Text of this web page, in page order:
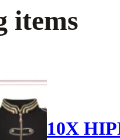
items
10X